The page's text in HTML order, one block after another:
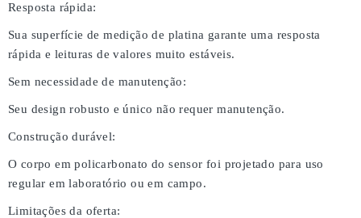
Resposta rápida:
Sua superfície de medição de platina garante uma resposta
rápida e leituras de valores muito estáveis.
Sem necessidade de manutenção:
Seu design robusto e único não requer manutenção.
Construção durável:
O corpo em policarbonato do sensor foi projetado para uso
regular em laboratório ou em campo.
Limitações da oferta: